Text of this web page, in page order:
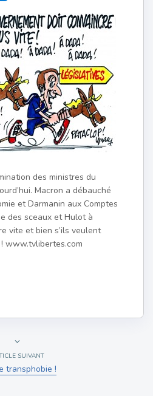
des ministres du
Macron a débauché
et Darmanin aux Comptes
des sceaux et Hulot à
vite et bien s’ils veulent
www.tvlibertes.com
SUIVANT
transphobie !